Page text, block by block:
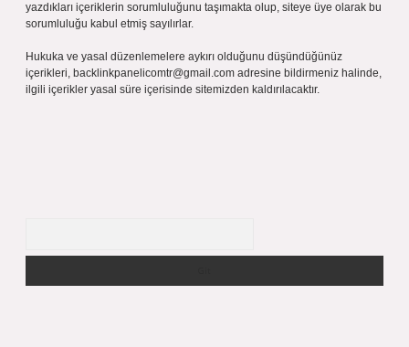
yazdıkları içeriklerin sorumluluğunu taşımakta olup, siteye üye olarak bu
sorumluluğu kabul etmiş sayılırlar.
Hukuka ve yasal düzenlemelere aykırı olduğunu düşündüğünüz
içerikleri, backlinkpanelicomtr@gmail.com adresine bildirmeniz halinde,
ilgili içerikler yasal süre içerisinde sitemizden kaldırılacaktır.